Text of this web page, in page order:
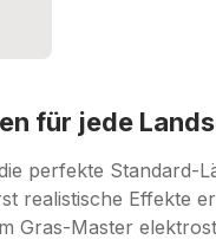
für jede
perfekte
realistische Effekte
Gras-Master